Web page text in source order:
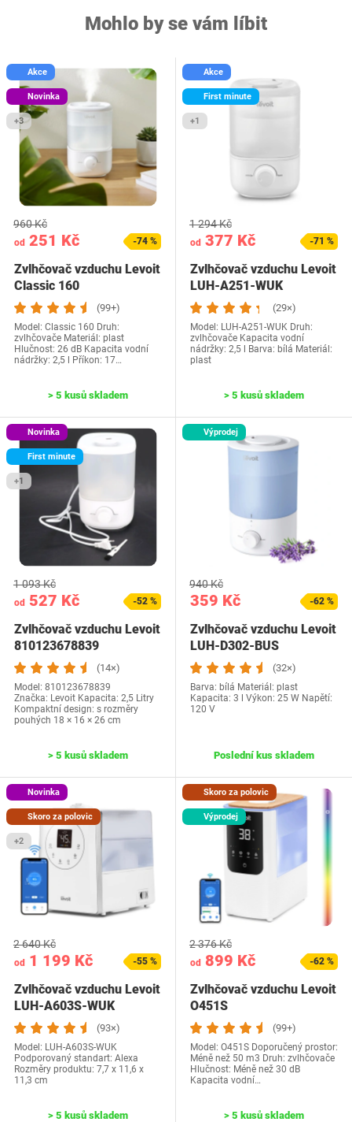
Mohlo by se vám líbit
Akce
Novinka
+3
od 251 Kč
960 Kč
-74 %
Zvlhčovač vzduchu Levoit
Classic 160
(99+)
Model: Classic 160 Druh:
zvlhčovače Materiál: plast
Hlučnost: 26 dB Kapacita vodní
nádržky: 2,5 l Příkon: 17…
> 5 kusů skladem
Akce
First minute
+1
od 377 Kč
1 294 Kč
-71 %
Zvlhčovač vzduchu Levoit
LUH-A251-WUK
(29×)
Model: ‎LUH-A251-WUK Druh:
zvlhčovače Kapacita vodní
nádržky: 2,5 l Barva: bílá Materiál:
plast
> 5 kusů skladem
Novinka
First minute
+1
od 527 Kč
1 093 Kč
-52 %
Zvlhčovač vzduchu Levoit
810123678839
(14×)
Model: 810123678839
Značka: Levoit Kapacita: 2,5 Litry
Kompaktní design: s rozměry
pouhých 18 × 16 × 26 cm
> 5 kusů skladem
Výprodej
359 Kč
940 Kč
-62 %
Zvlhčovač vzduchu Levoit
LUH-D302-BUS
(32×)
Barva: bílá Materiál: plast
Kapacita: 3 l Výkon: 25 W Napětí:
120 V
Poslední kus skladem
Novinka
Skoro za polovic
+2
od 1 199 Kč
2 640 Kč
-55 %
Zvlhčovač vzduchu Levoit
LUH-A603S-WUK
(93×)
Model: ‎LUH-A603S-WUK
Podporovaný standart: Alexa
Rozměry produktu‎: 7,7 x 11,6 x
11,3 cm
> 5 kusů skladem
Skoro za polovic
Výprodej
od 899 Kč
2 376 Kč
-62 %
Zvlhčovač vzduchu Levoit
O451S
(99+)
Model: O451S Doporučený prostor:
Méně než 50 m3 Druh: zvlhčovače
Hlučnost: Méně než 30 dB
Kapacita vodní…
> 5 kusů skladem